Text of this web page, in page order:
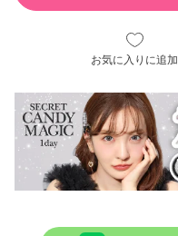
お気に入りに追加